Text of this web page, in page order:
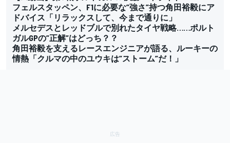
フェルスタッペン、F1に必要な”強さ”持つ角田裕毅にア
ドバイス「リラックスして、今まで通りに」
メルセデスとレッドブルで別れたタイヤ戦略……ポルト
ガルGPの”正解”はどっち？？
角田裕毅を支えるレースエンジニアが語る、ルーキーの
情熱「クルマの中のユウキは”ストーム”だ！」